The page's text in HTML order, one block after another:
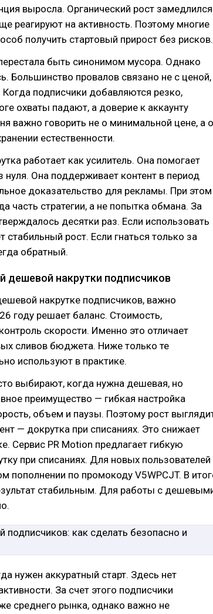
выросла. Органический рост
реагируют на активность. Поэтому многие
получить стартовый прирост без рисков.
быть синонимом мусора. Однако
Большинство провалов связано не с ценой,
Когда подписчики добавляются резко,
охваты падают, а доверие к аккаунту
важно говорить не о минимальной цене, а о
естественности.
работает как усилитель. Она помогает
Она поддерживает контент в период
доказательство для рекламы. При этом
часть стратегии, а не попытка обмана. За
десятки раз. Если использовать
стабильный рост. Если гнаться только за
обратный.
дешевой накрутки подписчиков
накрутке подписчиков, важно
году решает баланс. Стоимость,
скорости. Именно это отличает
сливов бюджета. Ниже только те
используют в практике.
выбирают, когда нужна дешевая, но
преимущество — гибкая настройка
объем и паузы. Поэтому рост
— докрутка при списаниях. Это снижает
Сервис PR Motion предлагает гибкую
при списаниях. Для новых пользователей
пополнении по промокоду V5WPCJT. В
стабильным. Для работы с
нужен аккуратный старт. Здесь нет
За счет этого подписчики
среднего рынка, однако важно не